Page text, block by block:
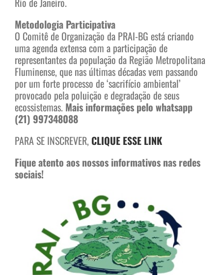
Metodologia Participativa
O Comitê de Organização da PRAI-BG está criando
uma agenda extensa com a participação de
representantes da população da Região Metropolitana
Fluminense, que nas últimas décadas vem passando
por um forte processo de ‘sacrifício ambiental’
provocado pela poluição e degradação de seus
ecossistemas. Mais informações pelo whatsapp
(21) 997348088
PARA SE INSCREVER, CLIQUE ESSE LINK
Fique atento aos nossos informativos nas redes
sociais!